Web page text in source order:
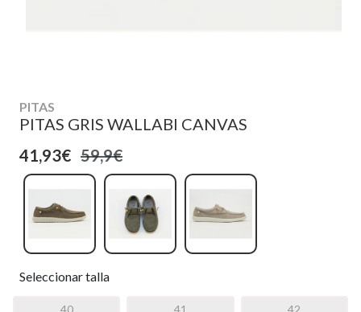
PITAS
PITAS GRIS WALLABI CANVAS
41,93€ 59,9€
Seleccionar talla
40 41 42